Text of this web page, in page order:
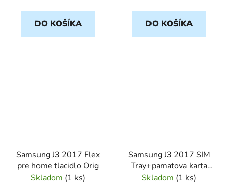
DO KOŠÍKA DO KOŠÍKA
Samsung J3 2017 Flex
pre home tlacidlo Orig
Skladom (1 ks)
Samsung J3 2017 SIM
Tray+pamatova karta
cierny Orig
Skladom (1 ks)